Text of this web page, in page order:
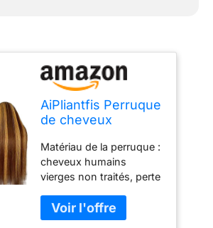
AiPliantfis Perruque
de cheveux
femme 10,2 x 10,2
cm avec dentelle
frontale - Cheveux
raides P427 blond
transparent -
Cheveux brésiliens
Matériau de la perruque :
cheveux humains
vierges non traités, perte
parfum frais, densité 150
% cheveux Remy de